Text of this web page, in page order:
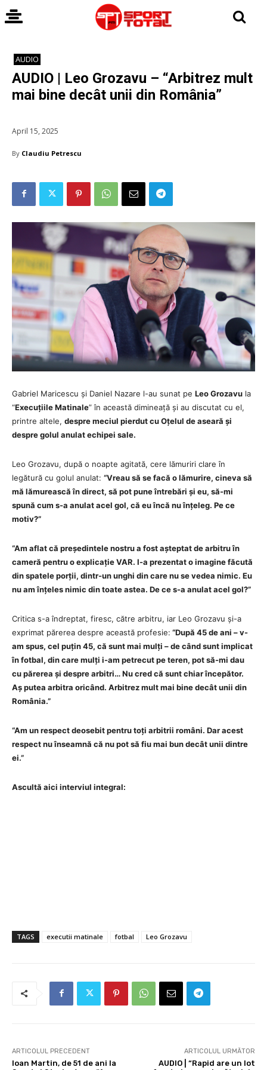
AUDIO
AUDIO | Leo Grozavu – “Arbitrez mult
mai bine decât unii din România”
April 15, 2025
By Claudiu Petrescu
Gabriel Maricescu și Daniel Nazare l-au sunat pe Leo Grozavu la
“Execuțiile Matinale” în această dimineață și au discutat cu el,
printre altele, despre meciul pierdut cu Oțelul de aseară și
despre golul anulat echipei sale.
Leo Grozavu, după o noapte agitată, cere lămuriri clare în
legătură cu golul anulat: “Vreau să se facă o lămurire, cineva să
mă lămurească în direct, să pot pune întrebări și eu, să-mi
spună cum s-a anulat acel gol, că eu încă nu înțeleg. Pe ce
motiv?”
“Am aflat că președintele nostru a fost așteptat de arbitru în
cameră pentru o explicație VAR. I-a prezentat o imagine făcută
din spatele porții, dintr-un unghi din care nu se vedea nimic. Eu
nu am înțeles nimic din toate astea. De ce s-a anulat acel gol?”
Critica s-a îndreptat, firesc, către arbitru, iar Leo Grozavu și-a
exprimat părerea despre această profesie: “După 45 de ani – v-
am spus, cel puțin 45, că sunt mai mulți – de când sunt implicat
în fotbal, din care mulți i-am petrecut pe teren, pot să-mi dau
cu părerea și despre arbitri… Nu cred că sunt chiar începător.
Aș putea arbitra oricând. Arbitrez mult mai bine decât unii din
România.”
“Am un respect deosebit pentru toți arbitrii români. Dar acest
respect nu înseamnă că nu pot să fiu mai bun decât unii dintre
ei.”
Ascultă aici interviul integral:
TAGS executii matinale fotbal Leo Grozavu
ARTICOLUL PRECEDENT
Ioan Martin, de 51 de ani la
ARTICOLUL URMĂTOR
AUDIO | “Rapid are un lot